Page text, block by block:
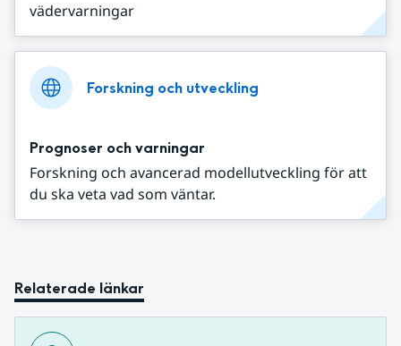
vädervarningar
Forskning och utveckling
Prognoser och varningar
Forskning och avancerad modellutveckling för att
du ska veta vad som väntar.
Relaterade länkar